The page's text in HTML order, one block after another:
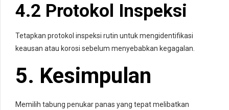
4.2 Protokol Inspeksi
Tetapkan protokol inspeksi rutin untuk mengidentifikasi
keausan atau korosi sebelum menyebabkan kegagalan.
5. Kesimpulan
Memilih tabung penukar panas yang tepat melibatkan